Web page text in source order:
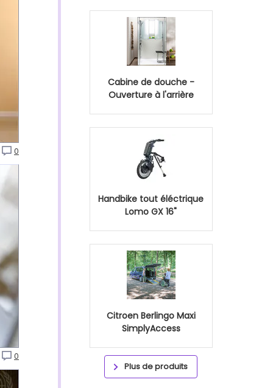
0
0
Cabine de douche -
Ouverture à l'arrière
Handbike tout éléctrique
Lomo GX 16"
Citroen Berlingo Maxi
SimplyAccess
Plus de produits